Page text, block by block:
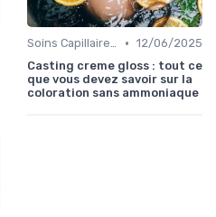
Soins Capillaires Bio • 12/06/2025
Casting creme gloss : tout ce
que vous devez savoir sur la
coloration sans ammoniaque